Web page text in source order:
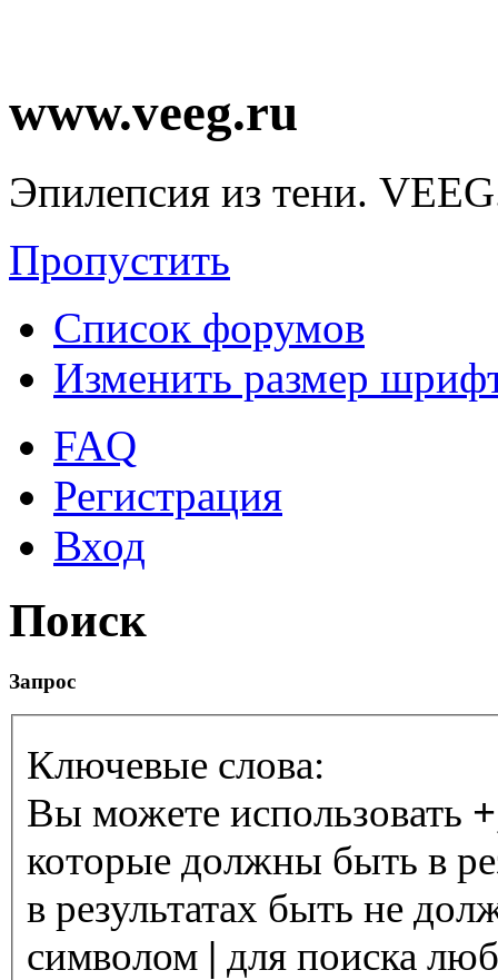
www.veeg.ru
Эпилепсия из тени.
Пропустить
Список форумов
Изменить размер
FAQ
Регистрация
Вход
Поиск
Запрос
Ключевые слова:
Вы можете использовать +
которые должны быть в
в результатах быть не
символом | для поиска